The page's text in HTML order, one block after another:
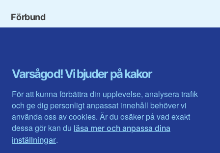
Varsågod! Vi bjuder på kakor
För att kunna förbättra din upplevelse, analysera trafik
och ge dig personligt anpassat innehåll behöver vi
använda oss av cookies. Är du osäker på vad exakt
dessa gör kan du läsa mer och anpassa dina
inställningar.
Förbund
Gävleborg
Halland
Jämtlands län
Jönköpings län
Kalmar län
Kronobergs län
Norrbotten
Skåne län
Värmlands län
Västerbotten
Västra Götaland
Västernorrland
Västmanland
Örebro län
Östergötland